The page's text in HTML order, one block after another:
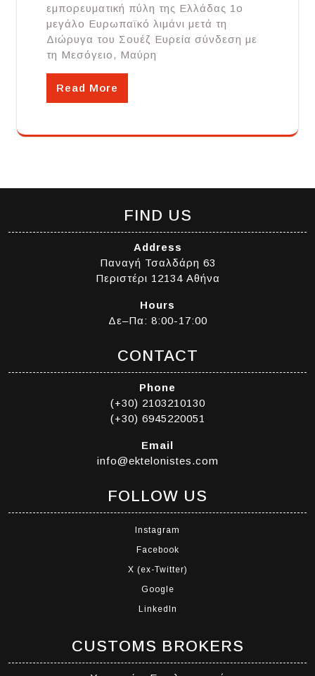
εμπορευματική πύλη της Ελλάδας 1ο
μεγάλο Ευρωπαϊκό λιμάνι μετά τη
Διώρυγα του Σουέζ Ευρεία σύνδεση με
τη Μεσόγειο, Μαύρη
Read More
FIND US
Address
Παναγή Τσαλδάρη 63
Περιστέρι 12134 Αθήνα
Hours
Δε–Πα: 8:00-17:00
CONTACT
Phone
(+30) 2103210130
(+30) 6945220051
Email
info@ektelonistes.com
FOLLOW US
Instagram
Facebook
X (ex-Twitter)
Google
LinkedIn
CUSTOMS BROKERS